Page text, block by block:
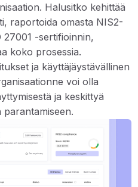
Halusitko kehittää
raportoida omasta NIS2-
27001 -sertifioinnin,
koko prosessia.
ja käyttäjäystävällinen
voi olla
ja keskittyä